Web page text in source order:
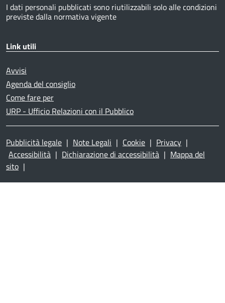
I dati personali pubblicati sono riutilizzabili solo alle condizioni
previste dalla normativa vigente
Link utili
Avvisi
Agenda del consiglio
Come fare per
URP - Ufficio Relazioni con il Pubblico
Pubblicità legale | Note Legali | Cookie | Privacy |
Accessibilità | Dichiarazione di accessibilità | Mappa del
sito |